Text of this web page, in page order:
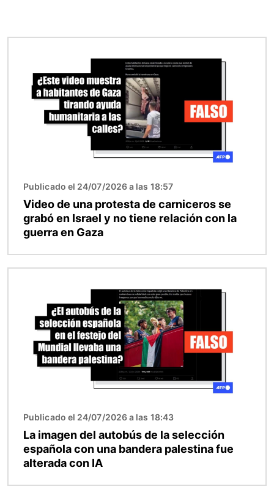
Publicado el 24/07/2026 a las 18:57
Video de una protesta de carniceros se
grabó en Israel y no tiene relación con la
guerra en Gaza
Publicado el 24/07/2026 a las 18:43
La imagen del autobús de la selección
española con una bandera palestina fue
alterada con IA